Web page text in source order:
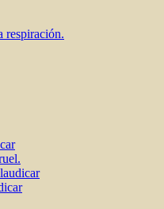
respiración.